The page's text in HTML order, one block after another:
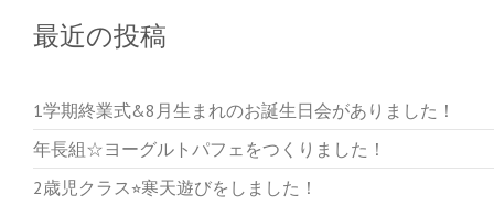
最近の投稿
1学期終業式&8月生まれのお誕生日会がありました！
年長組☆ヨーグルトパフェをつくりました！
2歳児クラス⭐︎寒天遊びをしました！